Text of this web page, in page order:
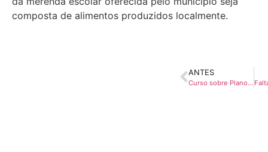
composta de alimentos produzidos localmente.
ANTES
Curso sobre Plano de Contas da Receita Orçamentária reúne cerca de 400 servidores em Londrina